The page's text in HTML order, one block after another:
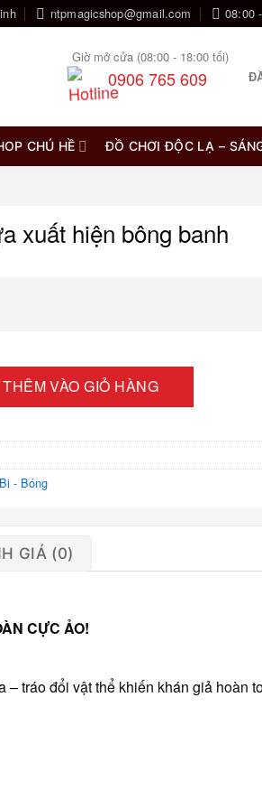
ntpmagicshop@gmail.com 08:00
Giờ mở cửa (08:00 - 18:00 tối)
0906 765 609
CHÚ HỀ ĐỒ CHƠI ĐỘC LẠ –
xuất hiện bông banh
bông banh số lượng
THÊM VÀO GIỎ HÀNG
- Bóng
GIÁ (0)
CỰC ẢO!
tráo đổi vật thể khiến khán giả hoàn